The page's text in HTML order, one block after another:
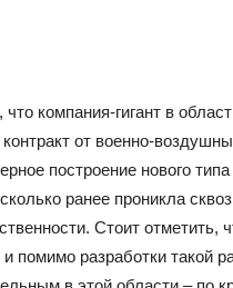
компания-гигант в
от военно-
построение нового
ранее проникла
Стоит отметить,
помимо разработки такой